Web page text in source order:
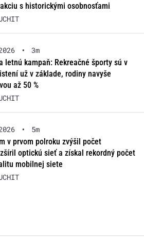
s historickými osobnosťami
•
3m
letnú kampaň: Rekreačné športy sú v
už v základe, rodiny navyše
až 50 %
•
5m
v prvom polroku zvýšil počet
optickú sieť a získal rekordný počet
mobilnej siete